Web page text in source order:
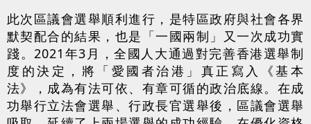
此次區議會選舉順利進行，是特區政府與社會各界
默契配合的結果，也是「一國兩制」又一次成功實
踐。2021年3月，全國人大通過對完善香港選舉制
度的決定，將「愛國者治港」真正寫入《基本
法》，成為有法可依、有章可循的政治底線。在成
功舉行立法會選舉、行政長官選舉後，區議會選舉